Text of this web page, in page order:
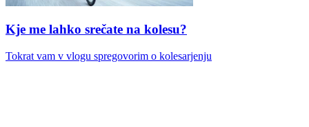
Kje me lahko srečate na kolesu?
Tokrat vam v vlogu spregovorim o kolesarjenju